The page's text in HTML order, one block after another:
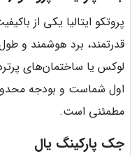
پروتکو ایتالیا یکی از
قدرتمند، برد هوشمند و
لوکس یا ساختمان‌های
اول شماست و بودجه
مطمئنی است.
جک پارکینگ یال